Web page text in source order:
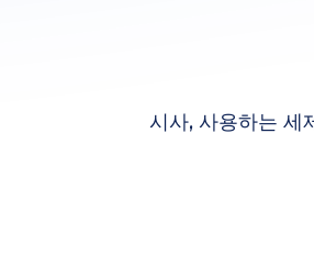
시사, 사용하는 세